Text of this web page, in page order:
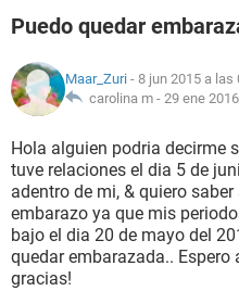
NUTRICIÓN
BIENESTAR
SEXUALIDAD
GLOSARIO
Puedo quedar
Maar_Zuri - 8 jun 2015 a las
carolina m - 29 ene
Hola alguien podria decirme
tuve relaciones el dia 5 de
adentro de mi, & quiero
embarazo ya que mis
bajo el dia 20 de mayo del
quedar embarazada..
gracias!